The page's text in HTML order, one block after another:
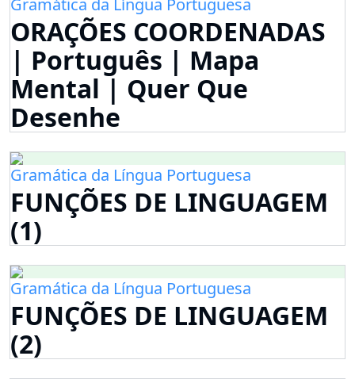
Gramática da Língua Portuguesa
ORAÇÕES COORDENADAS
| Português | Mapa
Mental | Quer Que
Desenhe
Gramática da Língua Portuguesa
FUNÇÕES DE LINGUAGEM
(1)
Gramática da Língua Portuguesa
FUNÇÕES DE LINGUAGEM
(2)